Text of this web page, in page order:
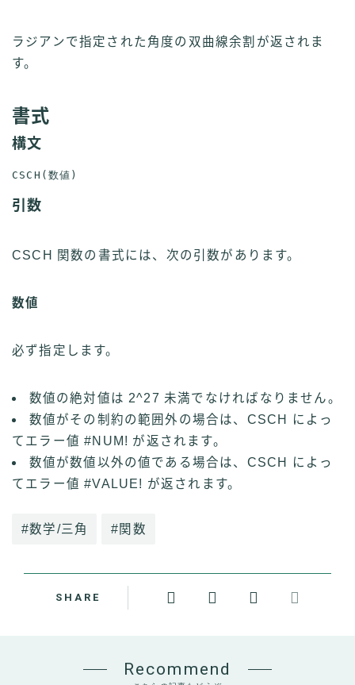
ラジアンで指定された角度の双曲線余割が返されま
す。
書式
構文
引数
CSCH 関数の書式には、次の引数があります。
数値
必ず指定します。
数値の絶対値は 2^27 未満でなければなりません。
数値がその制約の範囲外の場合は、CSCH によっ
てエラー値 #NUM! が返されます。
数値が数値以外の値である場合は、CSCH によっ
てエラー値 #VALUE! が返されます。
#数学/三角 #関数
SHARE
Recommend